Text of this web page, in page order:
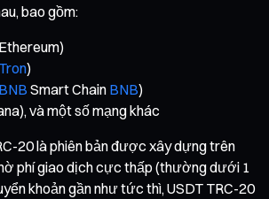
bao gồm:
Tron)
BNB Smart Chain BNB)
và một số mạng khác
20 là phiên bản được xây dựng trên
phí giao dịch cực thấp (thường dưới 1
khoản gần như tức thì, USDT TRC-20